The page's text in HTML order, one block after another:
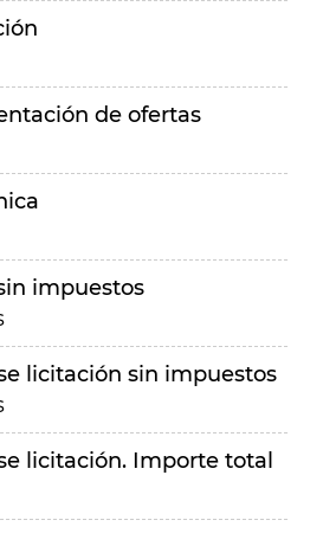
de ofertas
impuestos
licitación sin impuestos
licitación. Importe total